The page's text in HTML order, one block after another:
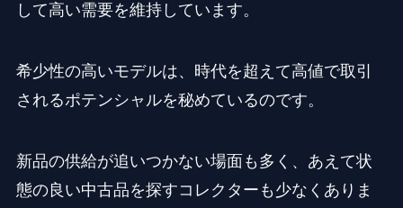
して高い需要を維持しています。
希少性の高いモデルは、時代を超えて高値で取引
されるポテンシャルを秘めているのです。
新品の供給が追いつかない場面も多く、あえて状
態の良い中古品を探すコレクターも少なくありま